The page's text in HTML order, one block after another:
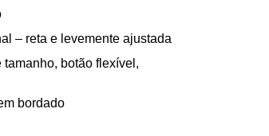
– reta e levemente ajustada
tamanho, botão flexível ,
bordado